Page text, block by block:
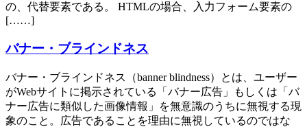
の、代替要素である。 HTMLの場合、入力フォーム要素の
[……]
バナー・ブラインドネス
バナー・ブラインドネス（banner blindness）とは、ユーザー
がWebサイトに掲示されている「バナー広告」もしくは「バ
ナー広告に類似した画像情報」を無意識のうちに無視する現
象のこと。広告であることを理由に無視しているのではな